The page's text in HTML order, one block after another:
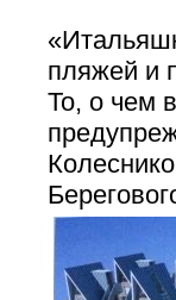
пляжей и
То, о чем